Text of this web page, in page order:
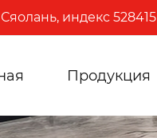
индекс 528415
Продукция